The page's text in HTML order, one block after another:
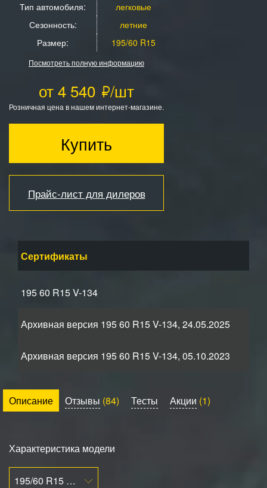
Тип автомобиля:
легковые
Сезонность:
летние
Размер:
195/60 R15
Посмотреть полную информацию
от 4 540 /шт
Розничная цена в нашем интернет-магазине.
Купить
Прайс-лист для дилеров
Сертификаты
195 60 R15 V-134
Архивная версия 195 60 R15 V-134, 24.05.2025
Архивная версия 195 60 R15 V-134, 05.10.2023
Описание Отзывы (84) Тесты Акции (1)
Характеристика модели
195/60 R15 92V